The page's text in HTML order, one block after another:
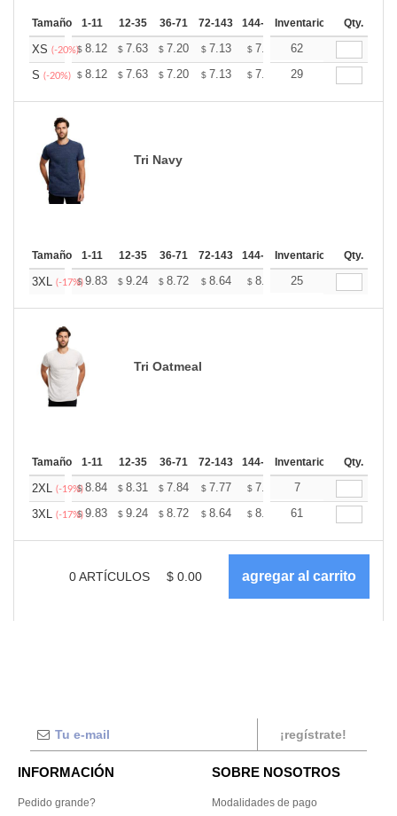
Tamaño 1-11 12-35 36-71 72-143 144-287 288 + Más
Inventario Qty.
XS (-20%)$ 8.12 $ 7.63 $ 7.20 $ 7.13 $ 7.01 $6.95
62
S (-20%) $ 8.12 $ 7.63 $ 7.20 $ 7.13 $ 7.01 $6.95
29
Tri Navy
Tamaño 1-11 12-35 36-71 72-143 144-287 288 + Más
Inventario Qty.
3XL (-17%)
$9.83 $ 9.24 $ 8.72 $ 8.64 $ 8.49 $8.42
25
Tri Oatmeal
Tamaño 1-11 12-35 36-71 72-143 144-287 288 + Más
Inventario Qty.
2XL (-19%)
$8.84 $ 8.31 $ 7.84 $ 7.77 $ 7.64 $
7
3XL (-17%)
$9.83 $ 9.24 $ 8.72 $ 8.64 $ 8.49 $8.42
61
0ARTÍCULOS $ 0.00
¡regístrate!
INFORMACIÓN
Pedido grande?
SOBRE NOSOTROS
Modalidades de pago